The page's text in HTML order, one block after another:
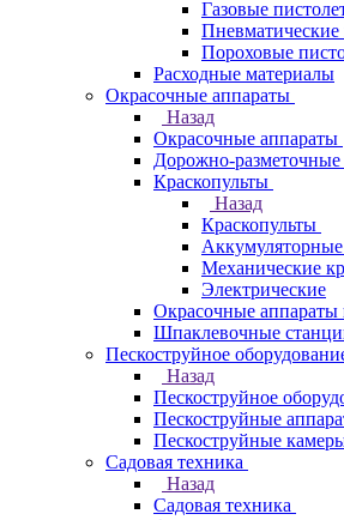
Газовые
Пневматические
Пороховые
Расходные материалы
Окрасочные аппараты
Назад
Окрасочные аппараты
Дорожно-
Краскопульты
Назад
Краскопульты
Механические
Электрические
Окрасочные аппараты
Шпаклевочные
Пескоструйное
Назад
Пескоструйное
Пескоструйные
Пескоструйные
Садовая техника
Назад
Садовая техника